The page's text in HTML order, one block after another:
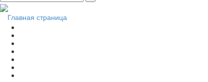
Главная страница